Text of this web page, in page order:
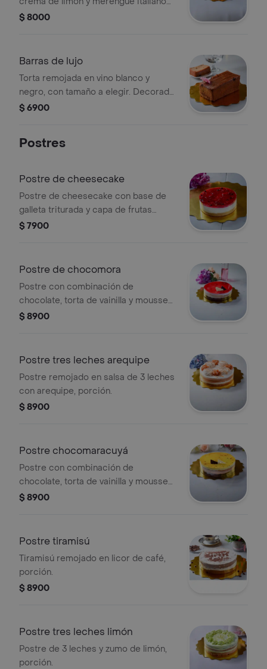
flameado.
$ 8000
Barras de lujo
Torta remojada en vino blanco y
negro, con tamaño a elegir. Decorada
con una flor comestible.
$ 6900
Postres
Postre de cheesecake
Postre de cheesecake con base de
galleta triturada y capa de frutas
rojas. Tamaño y sabor a elegir.
$ 7900
Postre de chocomora
Postre con combinación de
chocolate, torta de vainilla y mousse
de mora, porción. .
$ 8900
Postre tres leches arequipe
Postre remojado en salsa de 3 leches
con arequipe, porción.
$ 8900
Postre chocomaracuyá
Postre con combinación de
chocolate, torta de vainilla y mousse
de maracuyá, porción. .
$ 8900
Postre tiramisú
Tiramisú remojado en licor de café,
porción.
$ 8900
Postre tres leches limón
Postre de 3 leches y zumo de limón,
porción.